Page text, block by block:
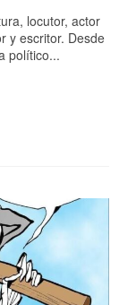
locutor, actor
y escritor. Desde
político...